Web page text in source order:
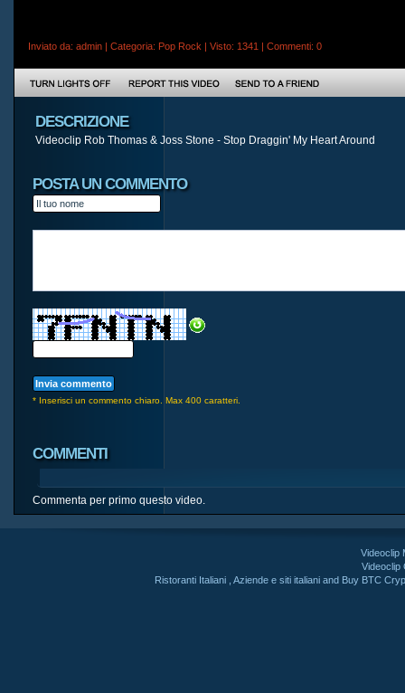
Inviato da: admin | Categoria: Pop Rock | Visto: 1341 | Commenti: 0
DESCRIZIONE
Videoclip Rob Thomas & Joss Stone - Stop Draggin' My Heart Around
POSTA UN COMMENTO
* Inserisci un commento chiaro. Max 400 caratteri.
COMMENTI
Commenta per primo questo video.
Videoclip
Videoclip
Ristoranti Italiani ,Aziende e siti italiani and Buy BTC